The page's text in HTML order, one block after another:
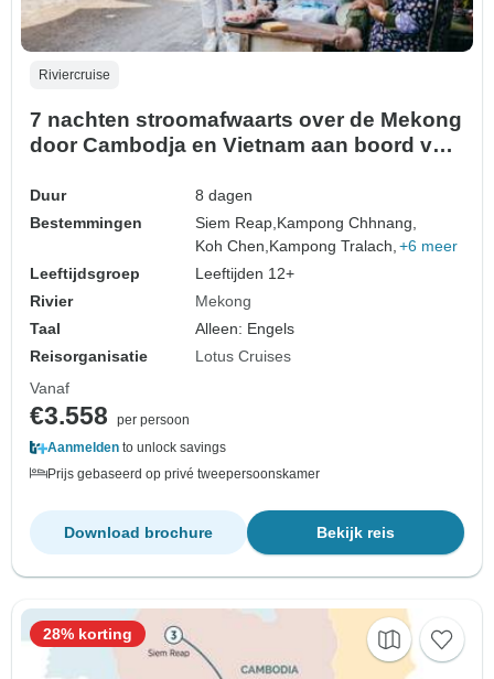
Riviercruise
7 nachten stroomafwaarts over de Mekong
door Cambodja en Vietnam aan boord van
Duur
8 dagen
Bestemmingen
Siem Reap,Kampong Chhnang,
Koh Chen,Kampong Tralach, +6 meer
Leeftijdsgroep
Leeftijden 12+
Rivier
Mekong
Taal
Alleen: Engels
Reisorganisatie
Lotus Cruises
Vanaf
€3.558
per persoon
Aanmelden to unlock savings
Prijs gebaseerd op privé tweepersoonskamer
Bekijk reis
Download brochure
28% korting